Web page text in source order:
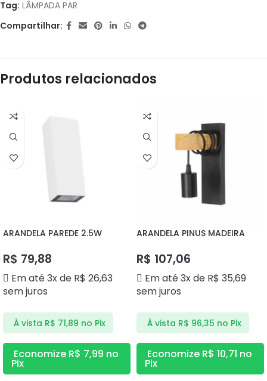
JUROS
4X DER$20,98COM
R$83,92
Tag: LÂMPADA PAR
Compartilhar:
Produtos relacionados
ARANDELA PAREDE 2.5W
R$ 79,88
Em até 3x de R$ 26,63
sem juros
À vista R$ 71,89 no Pix
Economize R$ 7,99 no
Pix
ARANDELA PINUS MADEIRA
R$ 107,06
Em até 3x de R$ 35,69
sem juros
À vista R$ 96,35 no Pix
Economize R$ 10,71 no
Pix